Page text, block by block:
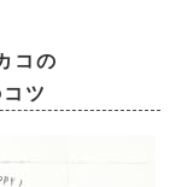
コの
ツ